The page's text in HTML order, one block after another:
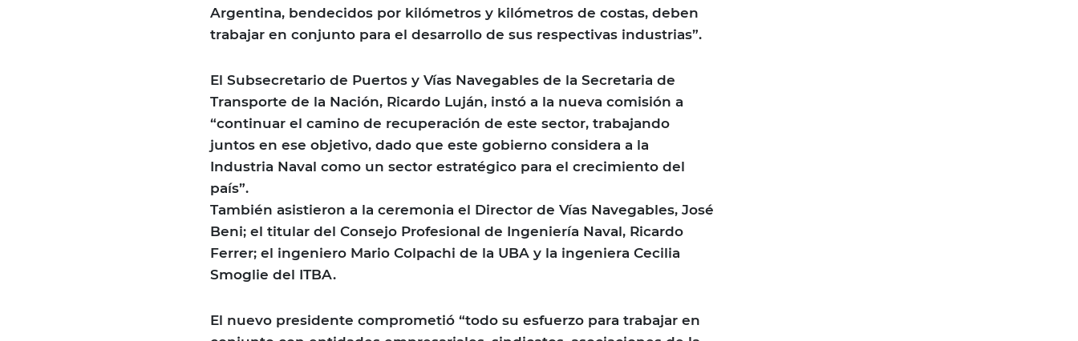
Argentina, bendecidos por kilómetros y kilómetros de costas, deben
trabajar en conjunto para el desarrollo de sus respectivas industrias”.
El Subsecretario de Puertos y Vías Navegables de la Secretaria de
Transporte de la Nación, Ricardo Luján, instó a la nueva comisión a
“continuar el camino de recuperación de este sector, trabajando
juntos en ese objetivo, dado que este gobierno considera a la
Industria Naval como un sector estratégico para el crecimiento del
país”.
También asistieron a la ceremonia el Director de Vías Navegables, José
Beni; el titular del Consejo Profesional de Ingeniería Naval, Ricardo
Ferrer; el ingeniero Mario Colpachi de la UBA y la ingeniera Cecilia
Smoglie del ITBA.
El nuevo presidente comprometió “todo su esfuerzo para trabajar en